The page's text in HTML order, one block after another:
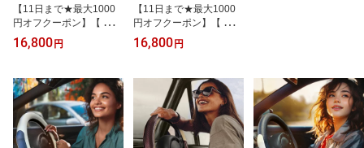
【11日まで★最大1000
円オフクーポン】【 ￥3
300 シールドプレゼン
ト】フルフェイス ヘルメ
気量対応 レトロ 族ヘル
ビンテージ スタイル ネ
オ クラシック おしゃれ
旧車 GB350 レブル
16,800円
【11日まで★最大1000
円オフクーポン】【 ￥3
300 シールドプレゼン
ト】フルフェイス ヘルメ
イザー 付き バイク 全排
気量対応 レトロ フュー
チャー 族ヘル ビンテー
ジ ネオ クラシック スク
ランブラー おしゃれ GB
16,800円